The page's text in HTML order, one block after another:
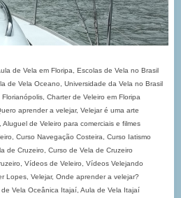
de Vela em Floripa, Escolas de Vela no Brasil
de Vela Oceano, Universidade da Vela no Brasil
Charter de Veleiro em Floripa
aprender a velejar, Velejar é uma arte
de Veleiro para comerciais e filmes
Curso Navegação Costeira, Curso Iatismo
de Cruzeiro, Curso de Vela de Cruzeiro
Vídeos de Veleiro, Vídeos Velejando
Lopes, Velejar, Onde aprender a velejar?
Vela Oceânica Itajaí, Aula de Vela Itajaí